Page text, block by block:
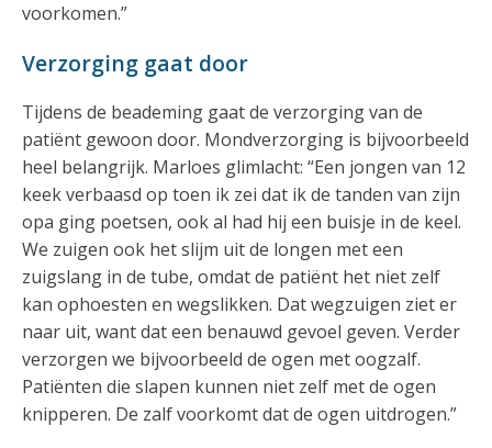
voorkomen.”
Verzorging gaat door
Tijdens de beademing gaat de verzorging van de
patiënt gewoon door. Mondverzorging is bijvoorbeeld
heel belangrijk. Marloes glimlacht: “Een jongen van 12
keek verbaasd op toen ik zei dat ik de tanden van zijn
opa ging poetsen, ook al had hij een buisje in de keel.
We zuigen ook het slijm uit de longen met een
zuigslang in de tube, omdat de patiënt het niet zelf
kan ophoesten en wegslikken. Dat wegzuigen ziet er
naar uit, want dat een benauwd gevoel geven. Verder
verzorgen we bijvoorbeeld de ogen met oogzalf.
Patiënten die slapen kunnen niet zelf met de ogen
knipperen. De zalf voorkomt dat de ogen uitdrogen.”